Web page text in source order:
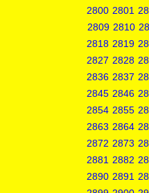
2800 2801
2809 2810
2818 2819
2827 2828
2836 2837
2845 2846
2854 2855
2863 2864
2872 2873
2881 2882
2890 2891